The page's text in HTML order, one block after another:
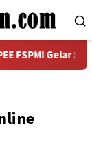
SIK CUP 2026